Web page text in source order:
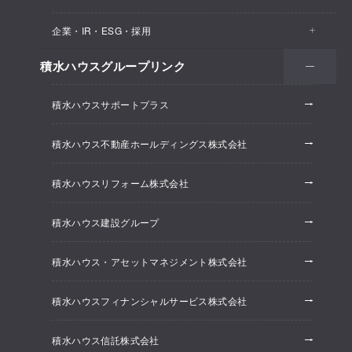
保育所・教育支援施設
オフィス・事務所
建築実例
オフィス系開発事業
ホテル系開発事業
大規模開発事業
賃貸マンション開発事業
企業・IR・ESG・採用
会社情報
株主・投資家情報
ESG経営
研究開発
採用情報
ニュースリリース
積水ハウスグループリンク
積水ハウスサポートプラス
積水ハウス不動産ホールディングス株式会社
積水ハウスリフォーム株式会社
積水ハウス建設グループ
積水ハウス・アセットマネジメント株式会社
積水ハウスフィナンシャルサービス株式会社
積水ハウス信託株式会社